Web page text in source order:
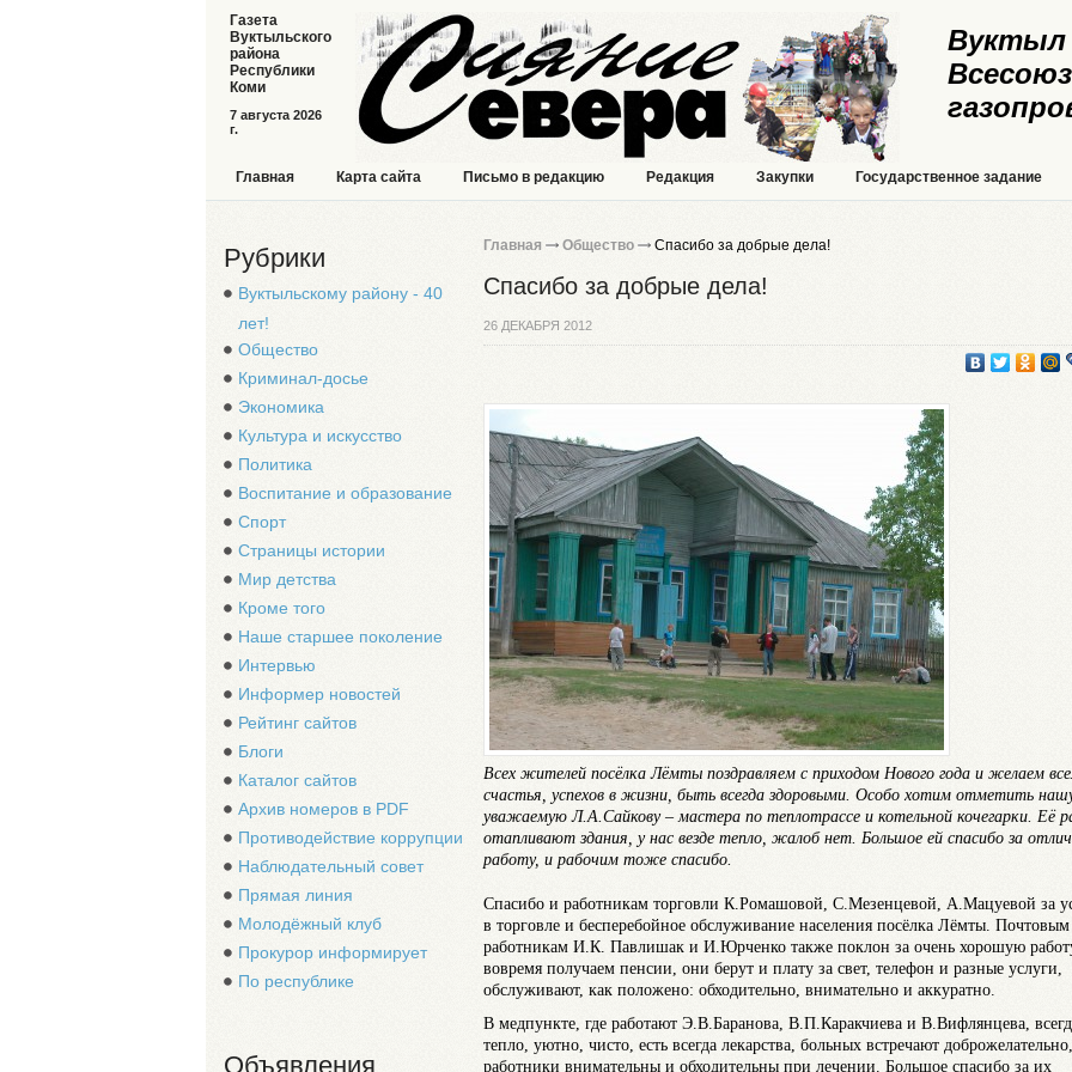
Вуктыл
7 августа 2026
г.
Газета
Вуктыльского
района
Республики
Коми
Главная Карта сайта Письмо в редакцию Редакция Закупки Государственное задание
Рубрики
Вуктыльскому району - 40
лет!
Общество
Криминал-досье
Экономика
Культура и искусство
Политика
Воспитание и образование
Спорт
Страницы истории
Мир детства
Кроме того
Наше старшее поколение
Интервью
Информер новостей
Рейтинг сайтов
Блоги
Каталог сайтов
Архив номеров в PDF
Противодействие коррупции
Наблюдательный совет
Прямая линия
Молодёжный клуб
Прокурор информирует
По республике
Объявления
Главная Общество Спасибо за добрые дела!
Спасибо за добрые дела!
26 ДЕКАБРЯ 2012
Всех жителей посёлка Лёмты поздравляем с приходом Нового года и желаем
счастья, успехов в жизни, быть всегда здоровыми. Особо хотим отметить
уважаемую Л.А.Сайкову – мастера по теплотрассе и котельной кочегарки. Её
отапливают здания, у нас везде тепло, жалоб нет. Большое ей спасибо за
работу, и рабочим тоже спасибо.
Спасибо и работникам торговли К.Ромашовой, С.Мезенцевой, А.Мацуевой за
в торговле и бесперебойное обслуживание населения посёлка Лёмты. Почтовым
работникам И.К. Павлишак и И.Юрченко также поклон за очень хорошую
вовремя получаем пенсии, они берут и плату за свет, телефон и разные услуги,
обслуживают, как положено: обходительно, внимательно и аккуратно.
В медпункте, где работают Э.В.Баранова, В.П.Каракчиева и В.Вифлянцева,
тепло, уютно, чисто, есть всегда лекарства, больных встречают доброжелательно,
работники внимательны и обходительны при лечении. Большое спасибо за их